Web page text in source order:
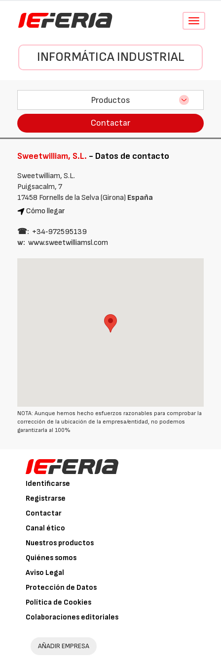
Conmutar
INFORMÁTICA INDUSTRIAL
Productos
Contactar
Sweetwilliam, S.L. - Datos de contacto
Sweetwilliam, S.L.
Puigsacalm, 7
17458 Fornells de la Selva (Girona) España
Cómo llegar
☎: +34‑972595139
w: www.sweetwilliamsl.com
NOTA: Aunque hemos hecho esfuerzos razonables para comprobar la
corrección de la ubicación de la empresa/entidad, no podemos
garantizarla al 100%
Identificarse
Registrarse
Contactar
Canal ético
Nuestros productos
Quiénes somos
Aviso Legal
Protección de Datos
Política de Cookies
Colaboraciones editoriales
AÑADIR EMPRESA